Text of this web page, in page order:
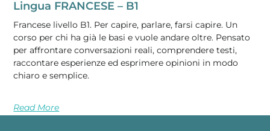
Lingua FRANCESE – B1
Francese livello B1. Per capire, parlare, farsi capire. Un
corso per chi ha già le basi e vuole andare oltre. Pensato
per affrontare conversazioni reali, comprendere testi,
raccontare esperienze ed esprimere opinioni in modo
chiaro e semplice.
Read More